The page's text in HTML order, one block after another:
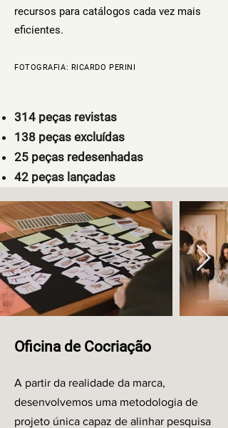
recursos para catálogos cada vez mais
eficientes.
FOTOGRAFIA: RICARDO PERINI
314 peças revistas
138 peças excluídas
25 peças redesenhadas
42 peças lançadas
Oficina de Cocriação
A partir da realidade da marca,
desenvolvemos uma metodologia de
projeto única capaz de alinhar pesquisa